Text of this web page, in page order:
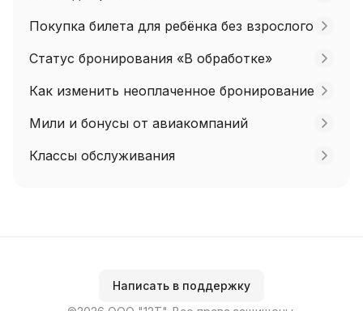
Покупка билета для ребёнка без взрослого
Статус бронирования «В обработке»
Как изменить неоплаченное бронирование
Мили и бонусы от авиакомпаний
Классы обслуживания
Написать в поддержку